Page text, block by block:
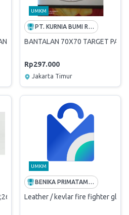
UMKM
PT. KURNIA BUMI RAYA
BANTALAN 70X70 TARGET
Rp297.000
Jakarta Timur
UMKM
BENIKA PRIMATAMA APPLIANSI
Leather / kevlar fire fighter